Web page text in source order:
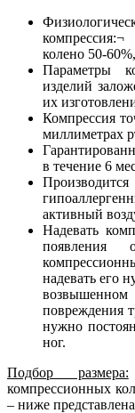
колено 50-
Параметры
изделий
их
Компрессия
миллиметрах
в течение 6
активный
Надевать
надевать его
повреждения
нужно
ног.
Подбор размера:
компрессионных
– ниже